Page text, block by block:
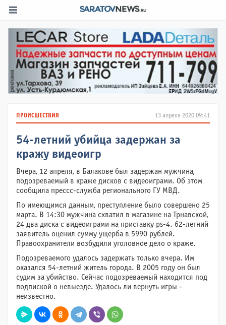
13 апреля 2020 09:41
ПРОИСШЕСТВИЯ
54-летний убийца задержан за
кражу видеоигр
Вчера, 12 апреля, в Балакове был задержан мужчина,
подозреваемый в краже дисков с видеоиграми. Об этом
сообщила прессс-служба регионального ГУ МВД.
По имеющимся данным, преступление было совершено 25
марта. В 14:30 мужчина схватил в магазине на Трнавской,
24 два диска с видеоиграми на приставку ps-4. 62-летний
заявитель оценил сумму ущерба в 5990 рублей.
Правоохранители возбудили уголовное дело о краже.
Подозреваемого удалось задержать только вчера. Им
оказался 54-летний житель города. В 2005 году он был
судим за убийство. Сейчас подозреваемый находится под
подпиской о невыезде. Удалось ли вернуть игры -
неизвестно.